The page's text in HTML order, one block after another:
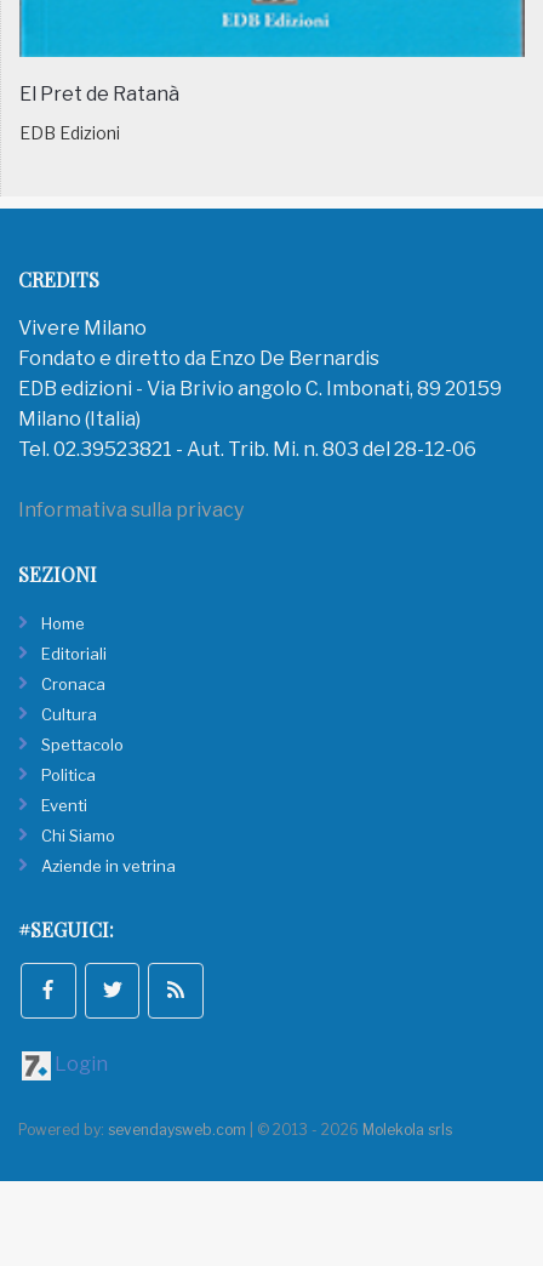
El Pret de Ratanà
EDB Edizioni
CREDITS
Vivere Milano
Fondato e diretto da Enzo De Bernardis
EDB edizioni - Via Brivio angolo C. Imbonati, 89 20159
Milano (Italia)
Tel. 02.39523821 - Aut. Trib. Mi. n. 803 del 28-12-06
Informativa sulla privacy
SEZIONI
Home
Editoriali
Cronaca
Cultura
Spettacolo
Politica
Eventi
Chi Siamo
Aziende in vetrina
#SEGUICI:
Login
Powered by: sevendaysweb.com | © 2013 - 2026 Molekola srls